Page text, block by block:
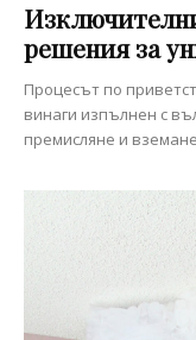
решения за
Процесът по
винаги изпълнен с
премисляне и